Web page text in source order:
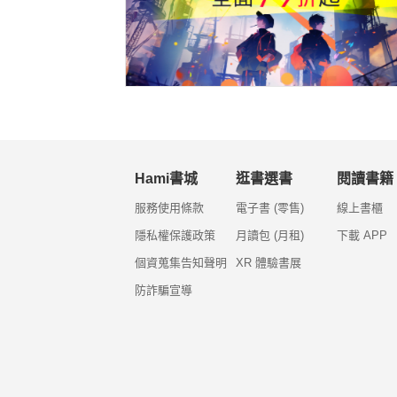
Hami書城
服務使用條款
隱私權保護政策
個資蒐集告知聲明
防詐騙宣導
逛書選書
電子書 (零售)
月讀包 (月租)
XR 體驗書展
閱讀書籍
線上書櫃
下載 APP